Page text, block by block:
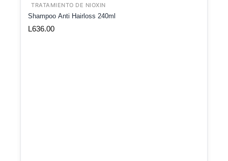
TRATAMIENTO DE NIOXIN
Shampoo Anti Hairloss 240ml
L636.00